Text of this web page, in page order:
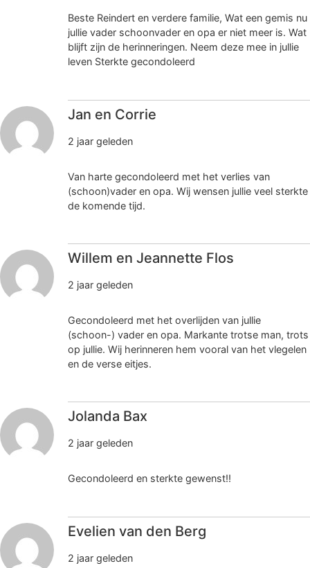
Beste Reindert en verdere familie, Wat een gemis nu
jullie vader schoonvader en opa er niet meer is. Wat
blijft zijn de herinneringen. Neem deze mee in jullie
leven Sterkte gecondoleerd
Jan en Corrie
2 jaar geleden
Van harte gecondoleerd met het verlies van
(schoon)vader en opa. Wij wensen jullie veel sterkte
de komende tijd.
Willem en Jeannette Flos
2 jaar geleden
Gecondoleerd met het overlijden van jullie
(schoon-) vader en opa. Markante trotse man, trots
op jullie. Wij herinneren hem vooral van het vlegelen
en de verse eitjes.
Jolanda Bax
2 jaar geleden
Gecondoleerd en sterkte gewenst!!
Evelien van den Berg
2 jaar geleden